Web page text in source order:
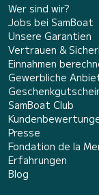
Wer sind wir?
Jobs bei SamBoat
Unsere Garantien
Vertrauen &
Einnahmen
Gewerbliche
SamBoat Club
Presse
Fondation de la
Erfahrungen
Blog